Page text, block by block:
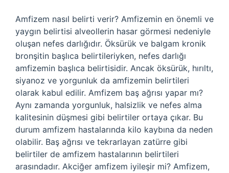
Amfizem nasıl belirti verir? Amfizemin en önemli ve
yaygın belirtisi alveollerin hasar görmesi nedeniyle
oluşan nefes darlığıdır. Öksürük ve balgam kronik
bronşitin başlıca belirtileriyken, nefes darlığı
amfizemin başlıca belirtisidir. Ancak öksürük, hırıltı,
siyanoz ve yorgunluk da amfizemin belirtileri
olarak kabul edilir. Amfizem baş ağrısı yapar mı?
Aynı zamanda yorgunluk, halsizlik ve nefes alma
kalitesinin düşmesi gibi belirtiler ortaya çıkar. Bu
durum amfizem hastalarında kilo kaybına da neden
olabilir. Baş ağrısı ve tekrarlayan zatürre gibi
belirtiler de amfizem hastalarının belirtileri
arasındadır. Akciğer amfizem iyileşir mi? Amfizem,